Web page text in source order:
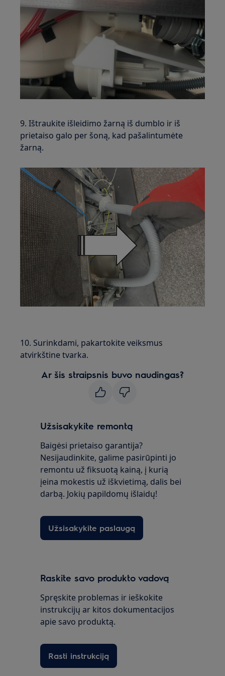
9. Ištraukite išleidimo žarną iš dumblo ir iš
prietaiso galo per šoną, kad pašalintumėte
žarną.
10. Surinkdami, pakartokite veiksmus
atvirkštine tvarka.
Ar šis straipsnis buvo naudingas?
Užsisakykite remontą
Baigėsi prietaiso garantija?
Nesijaudinkite, galime pasirūpinti jo
remontu už fiksuotą kainą, į kurią
įeina mokestis už iškvietimą, dalis bei
darbą. Jokių papildomų išlaidų!
Užsisakykite paslaugą
Raskite savo produkto vadovą
Spręskite problemas ir ieškokite
instrukcijų ar kitos dokumentacijos
apie savo produktą.
Rasti instrukciją